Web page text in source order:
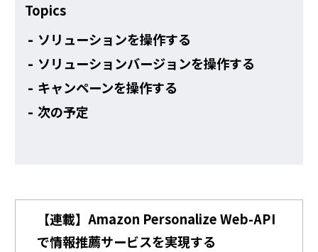
Topics
ソリューションを操作する
ソリューションバージョンを操作する
キャンペーンを操作する
次の予定
【連載】Amazon Personalize Web-API
で情報推薦サービスを実現する